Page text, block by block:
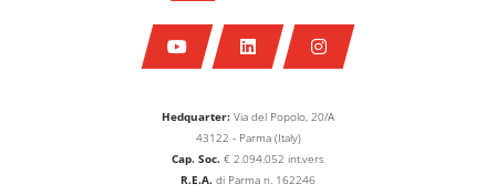
Hedquarter: Via del Popolo, 20/A
43122 - Parma (Italy)
Cap. Soc. € 2.094.052 int.vers
R.E.A. di Parma n. 162246